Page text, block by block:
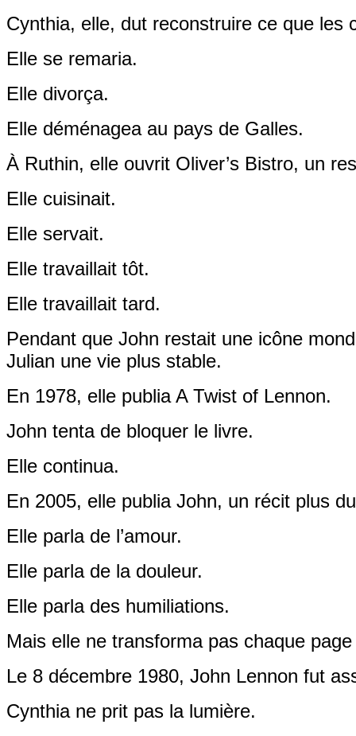
Cynthia, elle, dut reconstruire ce que les
Elle se remaria.
Elle divorça.
Elle déménagea au pays de Galles.
À Ruthin, elle ouvrit Oliver’s Bistro, un
Elle cuisinait.
Elle servait.
Elle travaillait tôt.
Elle travaillait tard.
Pendant que John restait une icône
Julian une vie plus stable.
En 1978, elle publia A Twist of Lennon.
John tenta de bloquer le livre.
Elle continua.
En 2005, elle publia John, un récit plus
Elle parla de l’amour.
Elle parla de la douleur.
Elle parla des humiliations.
Mais elle ne transforma pas chaque
Le 8 décembre 1980, John Lennon fut
Cynthia ne prit pas la lumière.